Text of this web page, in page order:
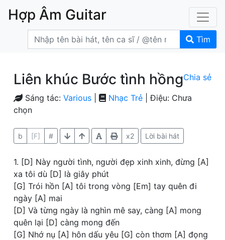
Hợp Âm Guitar
Tìm
Liên khúc Bước tình hồngChia sẻ
Sáng tác: Various Nhạc Trẻ | Điệu: Chưa
chọn
b [F] # x2 Lời bài hát
1. [D] Này người tình, người đẹp xinh xinh, đừng [A]
xa tôi dù [D] là giây phút
[G] Trói hồn [A] tôi trong vòng [Em] tay quên đi
ngày [A] mai
[D] Và từng ngày là nghìn mê say, càng [A] mong
quên lại [D] càng mong đến
[G] Nhớ nụ [A] hôn dấu yêu [G] còn thơm [A] đọng